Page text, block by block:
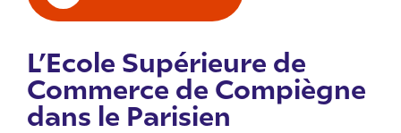
L’Ecole Supérieure de
Commerce de Compiègne
dans le Parisien